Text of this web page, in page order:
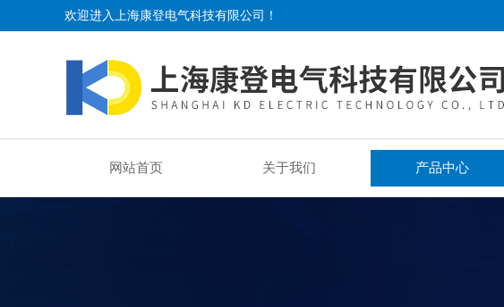
欢迎进入上海康登电气科技有限公司！
网站首页 关于我们 产品中心